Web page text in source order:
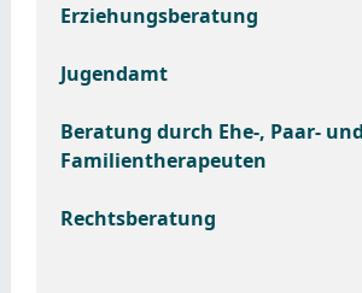
Erziehungsberatung
Jugendamt
Beratung durch Ehe-, Paar- und
Familientherapeuten
Rechtsberatung